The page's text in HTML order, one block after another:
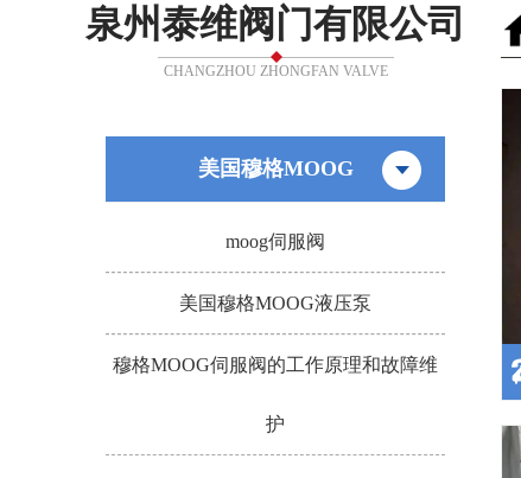
泉州泰维阀门有限公司
CHANGZHOU ZHONGFAN VALVE
美国穆格MOOG
moog伺服阀
美国穆格MOOG液压泵
穆格MOOG伺服阀的工作原理和故障维
护